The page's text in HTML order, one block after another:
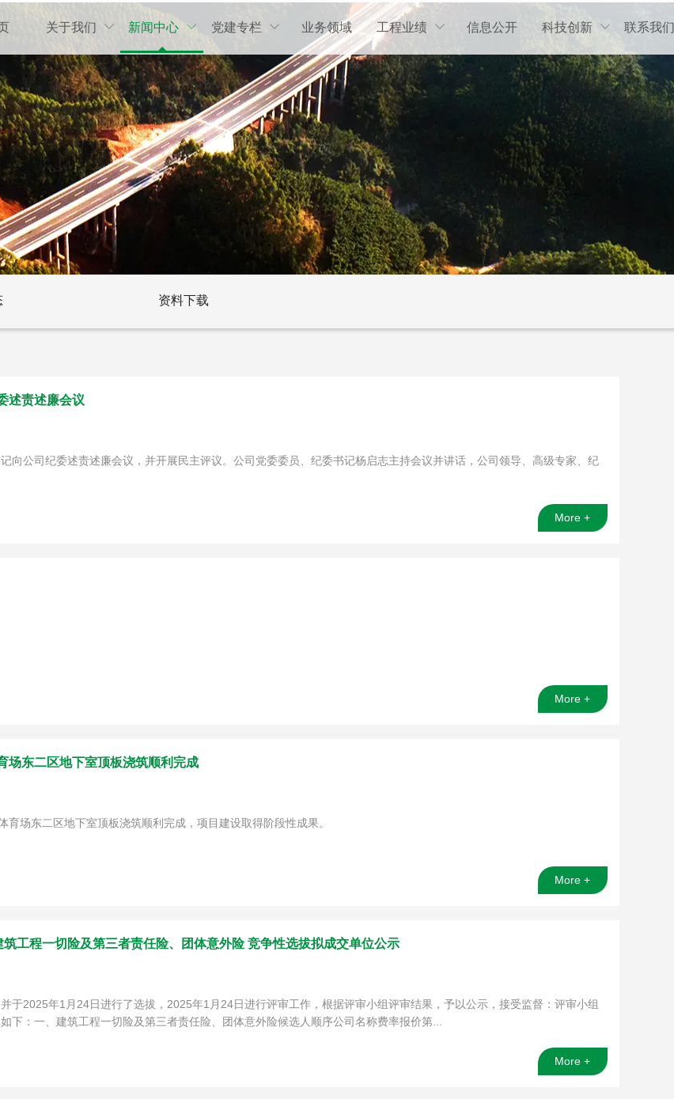
关于我们  新闻中心  党建专栏  业务领域 工程业绩  信息公开 科技创新  联系我们
资料下载
述责述廉会议
向公司纪委述责述廉会议，并开展民主评议。公司党委委员、纪委书记杨启志主持会议并讲话，公司领导、高级专家、纪
More +
More +
场东二区地下室顶板浇筑顺利完成
场东二区地下室顶板浇筑顺利完成，项目建设取得阶段性成果。
More +
工程一切险及第三者责任险、团体意外险 竞争性选拔拟成交单位公示
于2025年1月24日进行了选拔，2025年1月24日进行评审工作，根据评审小组评审结果，予以公示，接受监督：评审小组
：一、建筑工程一切险及第三者责任险、团体意外险候选人顺序公司名称费率报价第...
More +